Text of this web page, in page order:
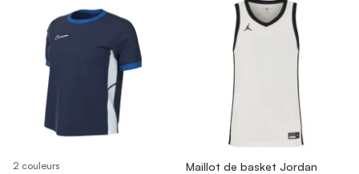
2 couleurs
Maillot de basket Jordan